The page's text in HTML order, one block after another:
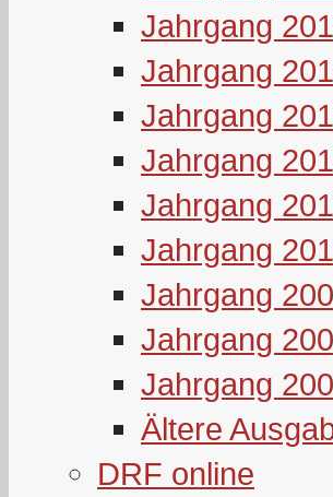
Jahrgang
Jahrgang
Jahrgang
Jahrgang
Jahrgang
Jahrgang
Jahrgang
Jahrgang
Jahrgang
Ältere
DRF online